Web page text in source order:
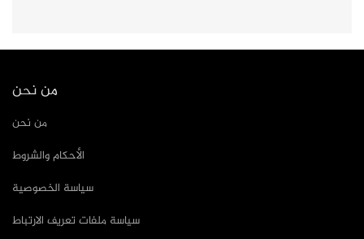
من نحن
من نحن
الأحكام والشروط
سياسة الخصوصية
سياسة ملفات تعريف الارتباط